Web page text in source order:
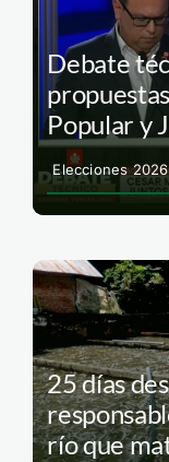
Debate
Popular y
Elecciones 2026
25 días
río que